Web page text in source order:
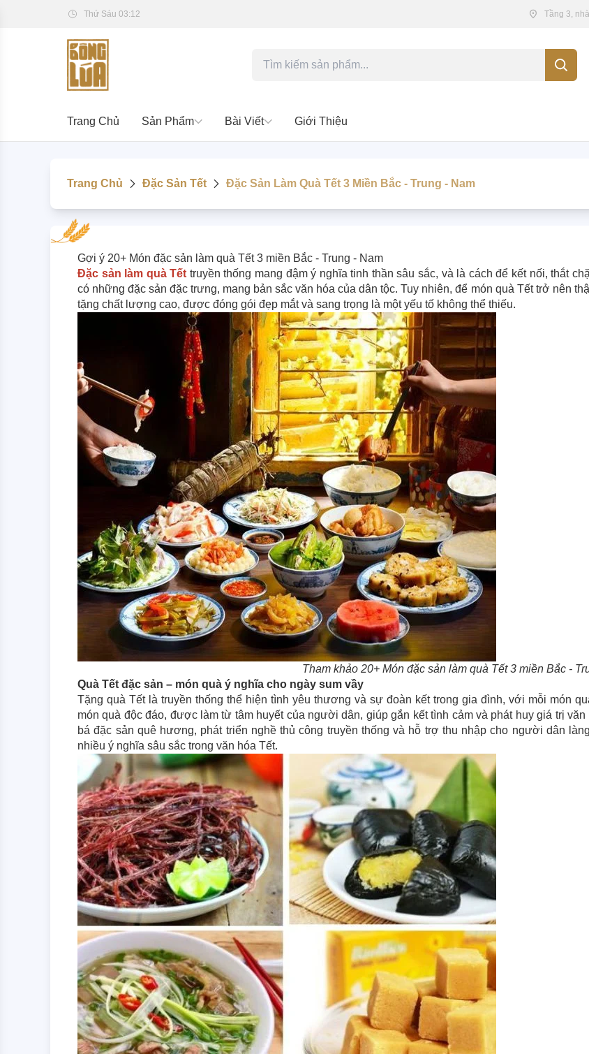
Thứ Sáu 03:12 Tầng 3,
Trang Chủ Sản Phẩm Bài Viết Giới Thiệu
Trang Chủ Đặc Sản Tết Đặc Sản Làm Quà Tết 3 Miền Bắc - Trung - Nam
Gợi ý 20+ Món đặc sản làm quà Tết 3 miền Bắc - Trung - Nam
Đặc sản làm quà Tết truyền thống mang đậm ý nghĩa tinh thần sâu sắc, và là cách để kết nối, thắt
có những đặc sản đặc trưng, mang bản sắc văn hóa của dân tộc. Tuy nhiên, để món quà Tết trở nên
tặng chất lượng cao, được đóng gói đẹp mắt và sang trọng là một yếu tố không thể thiếu.
Tham khảo 20+ Món đặc sản làm quà Tết 3 miền Bắc -
Quà Tết đặc sản – món quà ý nghĩa cho ngày sum vầy
Tặng quà Tết là truyền thống thể hiện tình yêu thương và sự đoàn kết trong gia đình, với mỗi món
món quà độc đáo, được làm từ tâm huyết của người dân, giúp gắn kết tình cảm và phát huy giá trị
bá đặc sản quê hương, phát triển nghề thủ công truyền thống và hỗ trợ thu nhập cho người dân
nhiều ý nghĩa sâu sắc trong văn hóa Tết.